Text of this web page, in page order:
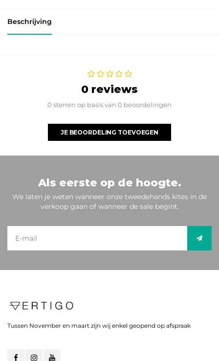
Beschrijving
0 reviews
0 sterren op basis van 0 beoordelingen
JE BEOORDELING TOEVOEGEN
Als eerste op de hoogte.
We laten je weten wanneer onze tweedehands kites in de
verkoop gaan of wanneer de sale begint.
Tussen November en maart zijn wij enkel geopend op afspraak